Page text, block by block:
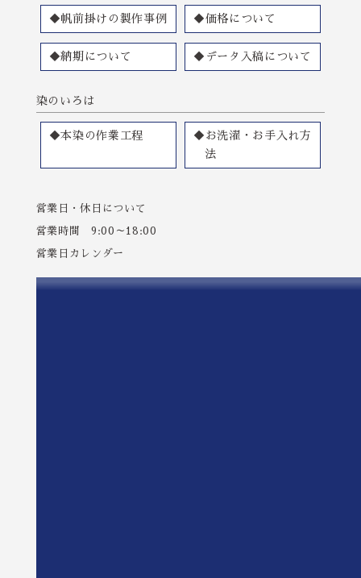
◆帆前掛けの製作事例 ◆価格について
◆納期について ◆データ入稿について
染のいろは
◆本染の作業工程
◆お洗濯・お手入れ方
法
営業日・休日について
営業時間 9:00～18:00
営業日カレンダー